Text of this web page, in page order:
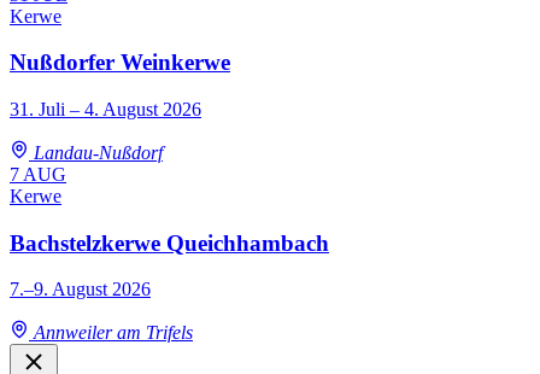
Kerwe
Nußdorfer Weinkerwe
31. Juli – 4. August 2026
Landau-Nußdorf
7 AUG
Kerwe
Bachstelzkerwe Queichhambach
7.–9. August 2026
Annweiler am Trifels